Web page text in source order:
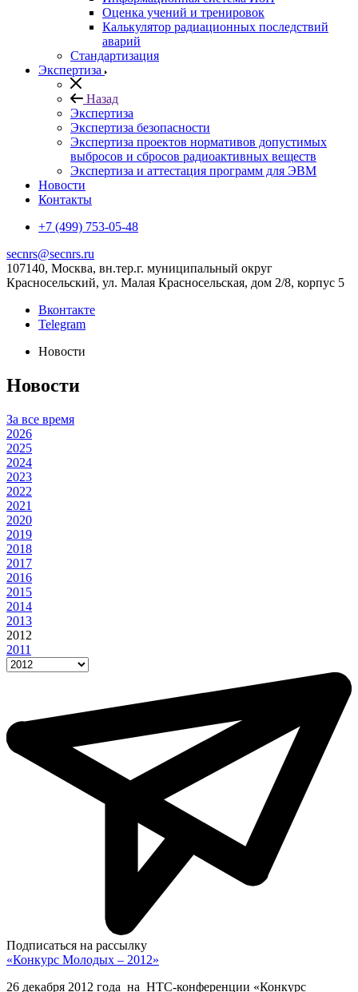
Оценка учений и тренировок
Калькулятор радиационных последствий
аварий
Стандартизация
Экспертиза
Назад
Экспертиза
Экспертиза безопасности
Экспертиза проектов нормативов допустимых
выбросов и сбросов радиоактивных веществ
Экспертиза и аттестация программ для ЭВМ
Новости
Контакты
+7 (499) 753-05-48
secnrs@secnrs.ru
107140, Москва, вн.тер.г. муниципальный округ
Красносельский, ул. Малая Красносельская, дом 2/8, корпус 5
Вконтакте
Telegram
Новости
Новости
За все время
2026
2025
2024
2023
2022
2021
2020
2019
2018
2017
2016
2015
2014
2013
2012
2011
Подписаться на рассылку
«Конкурс Молодых – 2012»
26 декабря 2012 года на НТС-конференции «Конкурс